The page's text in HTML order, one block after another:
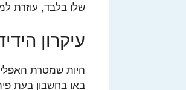
שלו בלבד, עוזרת
עיקרון
היות שמטרת
באו בחשבון בעת